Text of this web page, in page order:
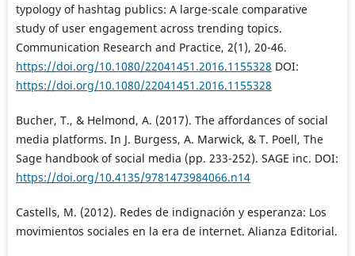
typology of hashtag publics: A large-scale comparative
study of user engagement across trending topics.
Communication Research and Practice, 2(1), 20-46.
https://doi.org/10.1080/22041451.2016.1155328 DOI:
https://doi.org/10.1080/22041451.2016.1155328
Bucher, T., & Helmond, A. (2017). The affordances of social
media platforms. In J. Burgess, A. Marwick, & T. Poell, The
Sage handbook of social media (pp. 233-252). SAGE inc. DOI:
https://doi.org/10.4135/9781473984066.n14
Castells, M. (2012). Redes de indignación y esperanza: Los
movimientos sociales en la era de internet. Alianza Editorial.